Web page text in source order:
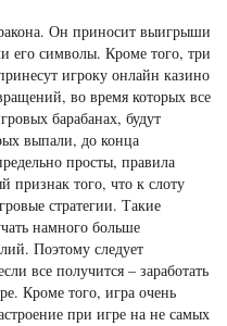
Он приносит выигрыши
его символы. Кроме того, три
игроку онлайн казино
во время которых все
барабанах, будут
выпали, до конца
просты, правила
признак того, что к слоту
стратегии. Такие
намного больше
Поэтому следует
все получится – заработать
Кроме того, игра очень
при игре на не самых